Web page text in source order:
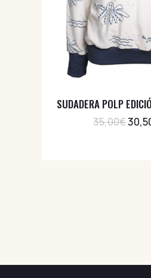
SUDADERA POLP
35,00€